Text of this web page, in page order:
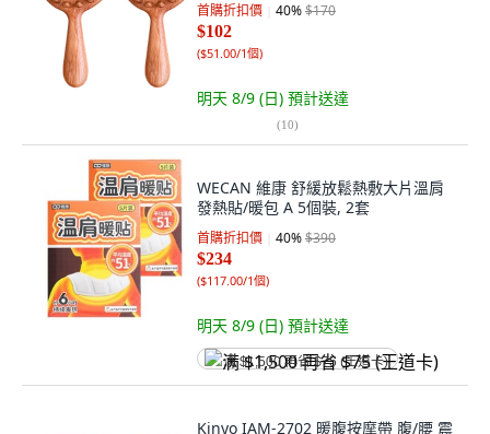
首購折扣價 40%$170
$102
($51.00/1個)
明天 8/9 (日) 預計送達
(10)
WECAN 維康 舒緩放鬆熱敷大片溫肩
發熱貼/暖包 A 5個裝, 2套
首購折扣價 40%$390
$234
($117.00/1個)
明天 8/9 (日) 預計送達
满 $1,500 再省 $75 (王道卡)
Kinyo IAM-2702 暖腹按摩帶 腹/腰 震